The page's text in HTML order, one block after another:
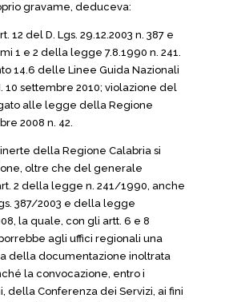
gravame, deduceva:
12 del D. Lgs. 29.12.2003 n. 387 e
1 e 2 della legge 7.8.1990 n. 241.
14.6 delle Linee Guida Nazionali
10 settembre 2010; violazione del
alle legge della Regione
2008 n. 42.
della Regione Calabria si
oltre che del generale
2 della legge n. 241/1990, anche
387/2003 e della legge
la quale, con gli artt. 6 e 8
agli uffici regionali una
della documentazione inoltrata
la convocazione, entro i
della Conferenza dei Servizi, ai fini